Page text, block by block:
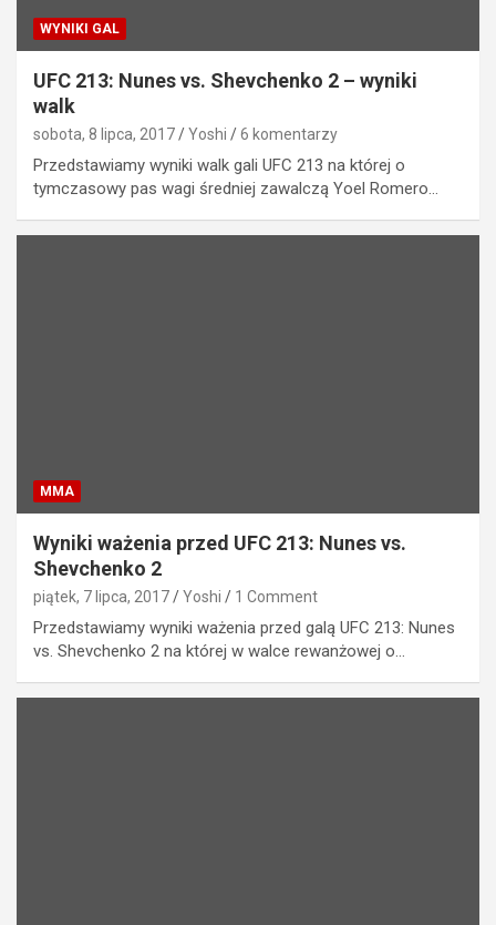
WYNIKI GAL
UFC 213: Nunes vs. Shevchenko 2 – wyniki
walk
sobota, 8 lipca, 2017 Yoshi 6 komentarzy
Przedstawiamy wyniki walk gali UFC 213 na której o
tymczasowy pas wagi średniej zawalczą Yoel Romero…
MMA
Wyniki ważenia przed UFC 213: Nunes vs.
Shevchenko 2
piątek, 7 lipca, 2017 Yoshi 1 Comment
Przedstawiamy wyniki ważenia przed galą UFC 213: Nunes
vs. Shevchenko 2 na której w walce rewanżowej o…